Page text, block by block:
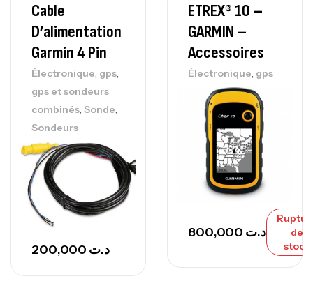
Cable
D’alimentation
Garmin 4 Pin
Électronique, gps,
gps et sondeurs
combinés, Sonde,
Sondeurs
د.ت
ETREX® 10 –
GARMIN –
Accessoires
Électronique, gps
د.ت
de
stock